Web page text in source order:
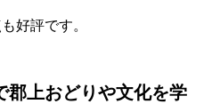
好評です。
郡上おどりや文化を学